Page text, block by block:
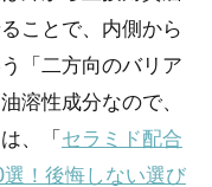
ことで、内側から
「二方向のバリア
溶性成分なので、
、「 セラミド配合
！後悔しない選び